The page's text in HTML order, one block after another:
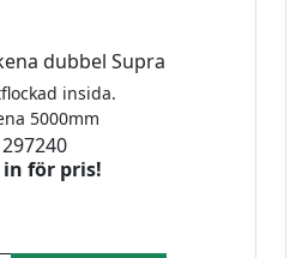
dubbel Supra
insida.
5000mm
in för pris!